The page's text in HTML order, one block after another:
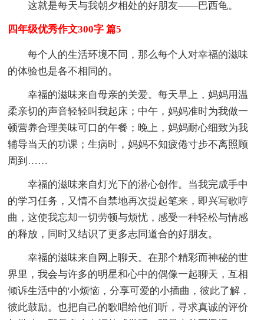
这就是每天与我朝夕相处的好朋友——巴西龟。
四年级优秀作文300字 篇5
每个人的生活环境不同，那么每个人对幸福的滋味
的体验也是各不相同的。
幸福的滋味来自母亲的关爱。每天早上，妈妈用温
柔亲切的声音轻轻叫我起床；中午，妈妈准时为我做一
顿营养合理美味可口的午餐；晚上，妈妈耐心细致为我
辅导当天的功课；生病时，妈妈不知疲倦寸步不离照顾
周到……
幸福的滋味来自灯光下的潜心创作。当我完成手中
的学习任务，又情不自禁地再次提起笔来，即兴写歌哼
曲，这使我忘却一切劳顿与烦忧，感受一种轻松与情感
的释放，同时又结识了更多志同道合的好朋友。
幸福的滋味来自网上聊天。在那个精彩而神秘的世
界里，我会与许多的明星和心中的偶像一起聊天，互相
倾诉生活中的'小烦恼，分享可爱的小插曲，彼此了解，
彼此鼓励。也把自己的歌唱给他们听，寻求真诚的评价